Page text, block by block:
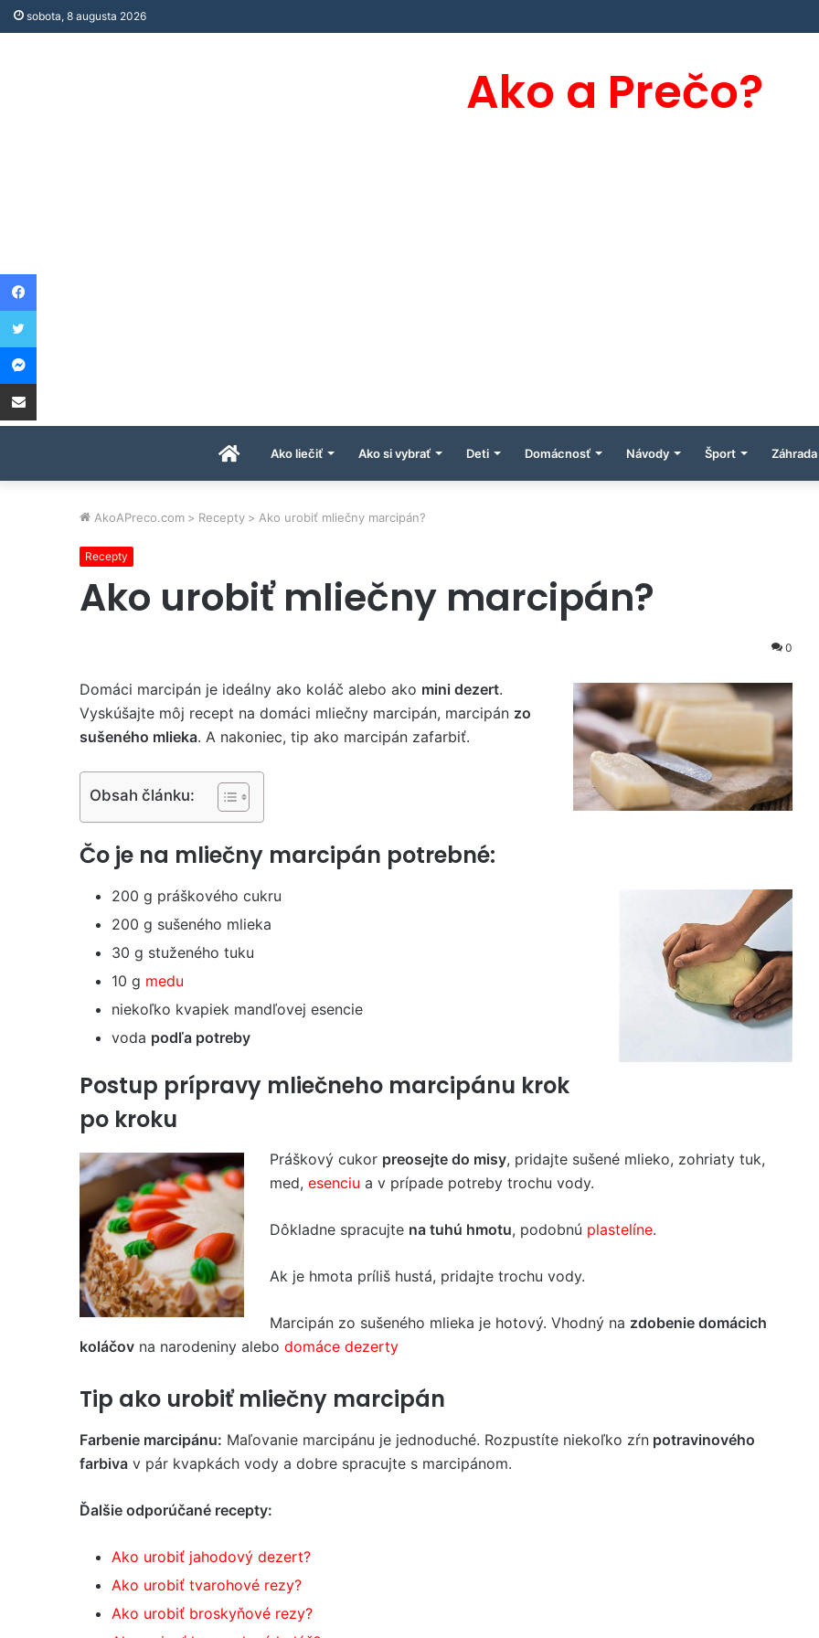
sobota, 8 augusta 2026
Ako a Prečo?
ÚvodnáAko liečiť Ako si vybrať Deti Domácnosť Návody Šport Záhrada
AkoAPreco.com > Recepty > Ako urobiť mliečny marcipán?
Recepty
Ako urobiť mliečny marcipán?
0
Domáci marcipán je ideálny ako koláč alebo ako mini dezert.
Vyskúšajte môj recept na domáci mliečny marcipán, marcipán zo
sušeného mlieka. A nakoniec, tip ako marcipán zafarbiť.
Obsah článku:
Čo je na mliečny marcipán potrebné:
200 g práškového cukru
200 g sušeného mlieka
30 g stuženého tuku
10 g medu
niekoľko kvapiek mandľovej esencie
voda podľa potreby
Postup prípravy mliečneho marcipánu krok
po kroku
Práškový cukor preosejte do misy, pridajte sušené mlieko, zohriaty tuk,
med, esenciu a v prípade potreby trochu vody.
Dôkladne spracujte na tuhú hmotu, podobnú plastelíne.
Ak je hmota príliš hustá, pridajte trochu vody.
Marcipán zo sušeného mlieka je hotový. Vhodný na zdobenie domácich
koláčov na narodeniny alebo domáce dezerty
Tip ako urobiť mliečny marcipán
Farbenie marcipánu: Maľovanie marcipánu je jednoduché. Rozpustíte niekoľko zŕn potravinového
farbiva v pár kvapkách vody a dobre spracujte s marcipánom.
Ďalšie odporúčané recepty:
Ako urobiť jahodový dezert?
Ako urobiť tvarohové rezy?
Ako urobiť broskyňové rezy?
Facebook
Twitter
Messenger
Share via Email